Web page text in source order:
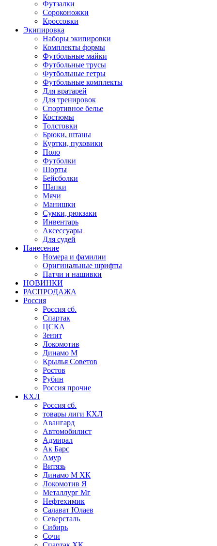
Футзалки
Сороконожки
Кроссовки
Экипировка
Наборы экипировки
Комплекты формы
Футбольные майки
Футбольные трусы
Футбольные гетры
Футбольные комплекты
Для вратарей
Для тренировок
Спортивное белье
Костюмы
Толстовки
Брюки, штаны
Куртки, пуховики
Поло
Футболки
Шорты
Бейсболки
Шапки
Мячи
Манишки
Сумки, рюкзаки
Инвентарь
Аксессуары
Для судей
Нанесение
Номера и фамилии
Оригинальные шрифты
Патчи и нашивки
НОВИНКИ
РАСПРОДАЖА
Россия
Россия сб.
Спартак
ЦСКА
Зенит
Локомотив
Динамо М
Крылья Советов
Ростов
Рубин
Россия прочие
КХЛ
Россия сб.
товары лиги КХЛ
Авангард
Автомобилист
Адмирал
Ак Барс
Амур
Витязь
Динамо М ХК
Локомотив Я
Металлург Мг
Нефтехимик
Салават Юлаев
Северсталь
Сибирь
Сочи